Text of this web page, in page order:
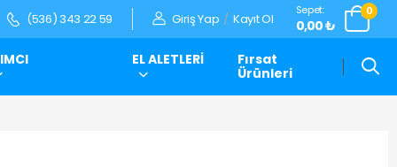
(536) 343 22 59 Giriş Yap / Kayıt Ol
Sepet:
0,00 ₺
0
EL ALETLERİ
Fırsat
Ürünleri